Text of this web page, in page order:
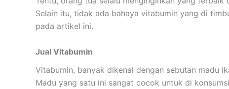
Selain itu, tidak ada bahaya vitabumin yang di
pada artikel ini.
Jual Vitabumin
Vitabumin, banyak dikenal dengan sebutan madu
Madu yang satu ini sangat cocok untuk di